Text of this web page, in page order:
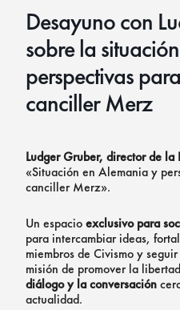
Desayuno con
sobre la
perspectivas
canciller Merz
Ludger Gruber, director de la
«Situación en Alemania y
canciller Merz».
Un espacioexclusivo para
para intercambiar ideas,
miembros de Civismo y
misión de promover la
diálogo y la conversación
actualidad.